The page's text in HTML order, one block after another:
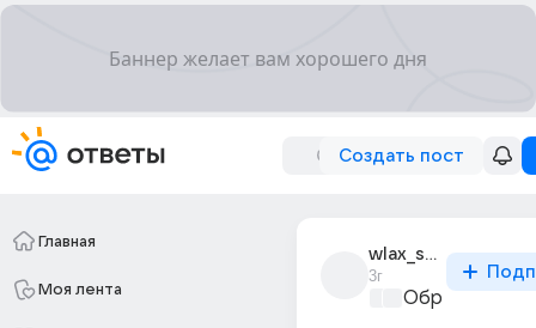
Создать пост
Главная
Моя лента
wlax_steam
3г